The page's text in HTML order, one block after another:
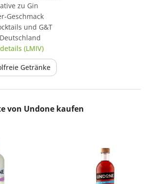
zu Gin
Geschmack
und G&T
(LMIV)
Getränke
von Undone kaufen